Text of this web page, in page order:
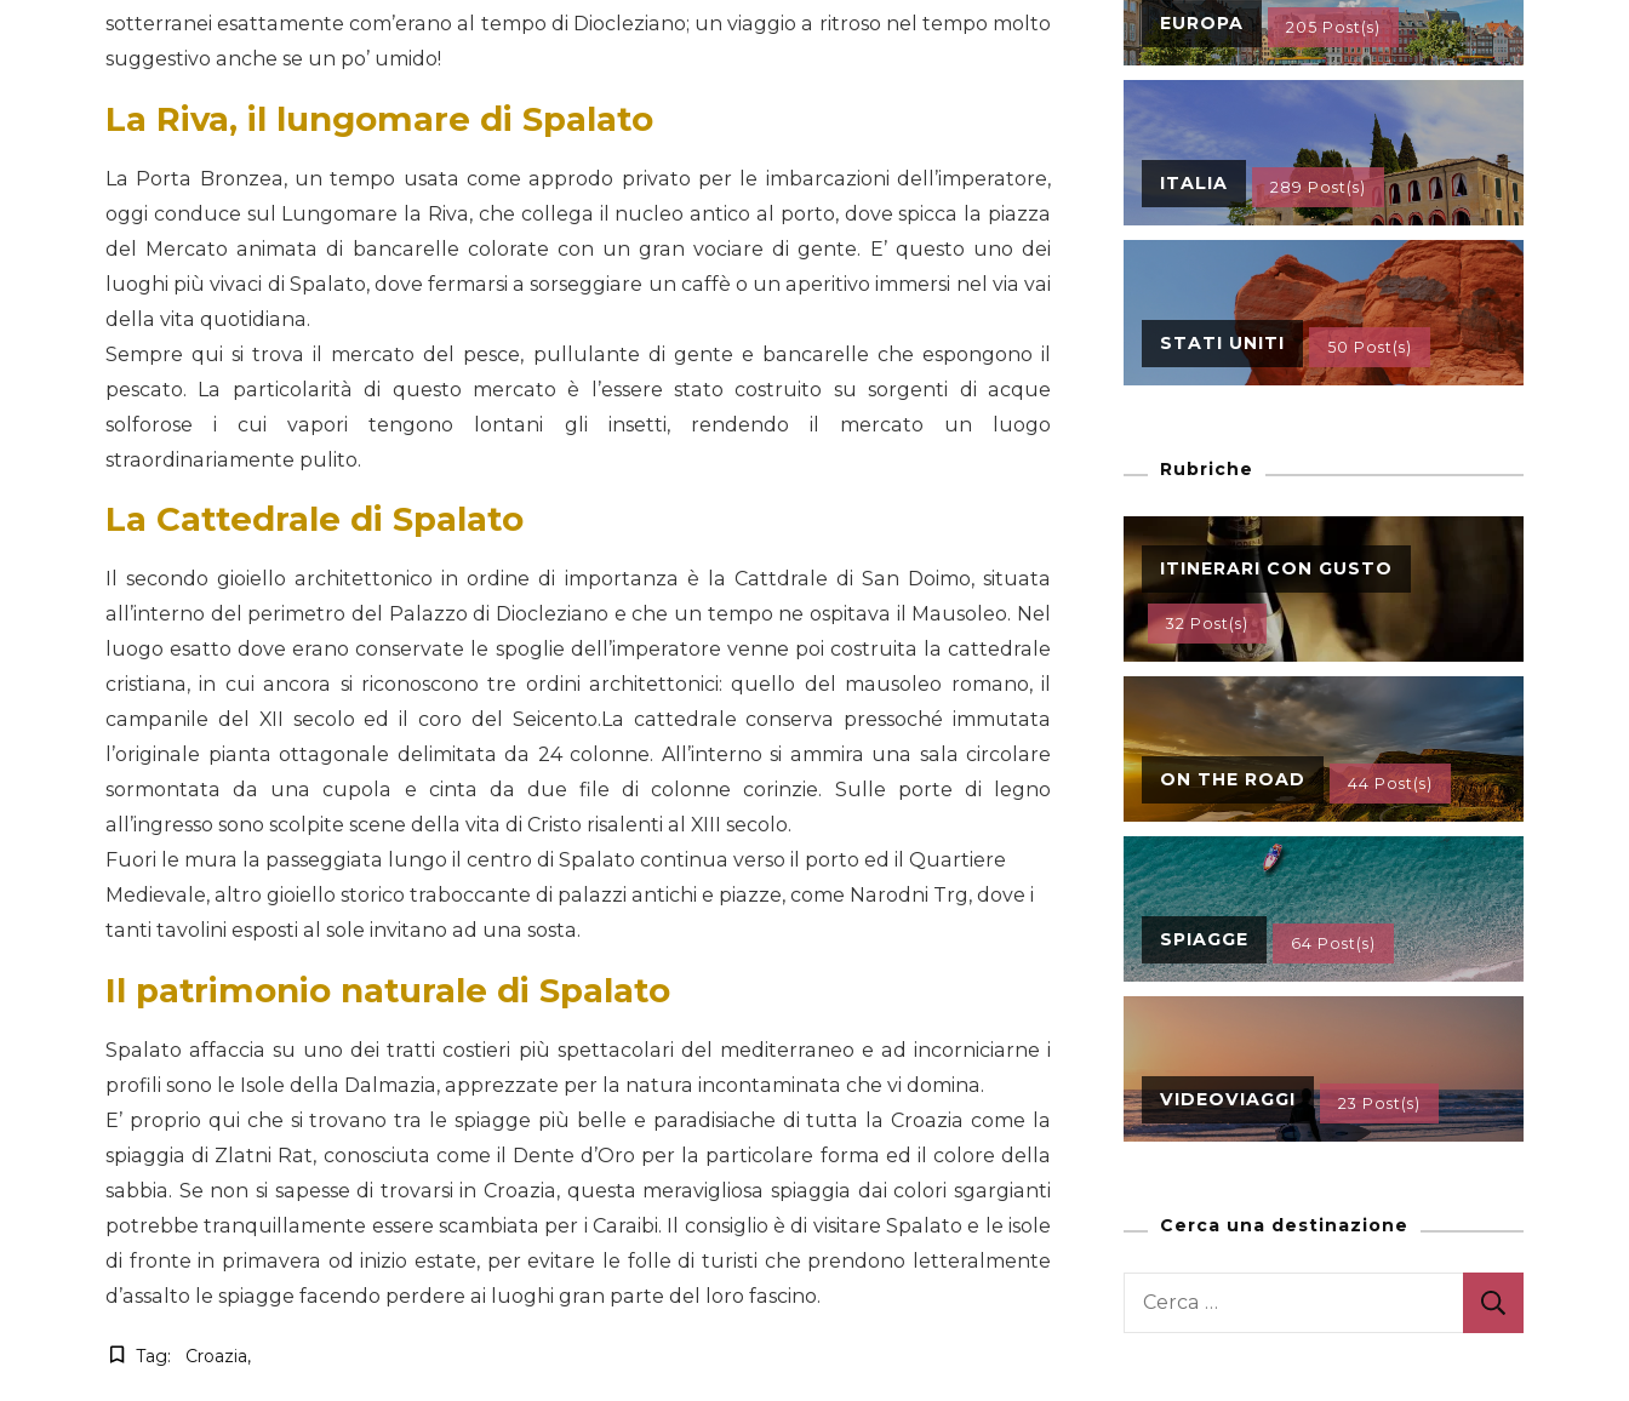
sotterranei esattamente com’erano al tempo di Diocleziano; un viaggio a ritroso nel tempo molto
suggestivo anche se un po’ umido!
La Riva, il lungomare di Spalato
La Porta Bronzea, un tempo usata come approdo privato per le imbarcazioni dell’imperatore,
oggi conduce sul Lungomare la Riva, che collega il nucleo antico al porto, dove spicca la piazza
del Mercato animata di bancarelle colorate con un gran vociare di gente. E’ questo uno dei
luoghi più vivaci di Spalato, dove fermarsi a sorseggiare un caffè o un aperitivo immersi nel via vai
della vita quotidiana.
Sempre qui si trova il mercato del pesce, pullulante di gente e bancarelle che espongono il
pescato. La particolarità di questo mercato è l’essere stato costruito su sorgenti di acque
solforose i cui vapori tengono lontani gli insetti, rendendo il mercato un luogo
straordinariamente pulito.
La Cattedrale di Spalato
Il secondo gioiello architettonico in ordine di importanza è la Cattdrale di San Doimo, situata
all’interno del perimetro del Palazzo di Diocleziano e che un tempo ne ospitava il Mausoleo. Nel
luogo esatto dove erano conservate le spoglie dell’imperatore venne poi costruita la cattedrale
cristiana, in cui ancora si riconoscono tre ordini architettonici: quello del mausoleo romano, il
campanile del XII secolo ed il coro del Seicento.La cattedraleconserva pressoché immutata
l’originale pianta ottagonale delimitata da 24 colonne. All’interno si ammira una sala circolare
sormontata da una cupola e cinta da due file di colonne corinzie. Sulle porte di legno
all’ingresso sono scolpite scene della vita di Cristo risalenti al XIII secolo.
Fuori le mura la passeggiata lungo il centro di Spalato continua verso il porto ed il Quartiere
Medievale, altro gioiello storico traboccante di palazzi antichi e piazze, come Narodni Trg, dove i
tanti tavolini esposti al sole invitano ad una sosta.
Il patrimonio naturale di Spalato
Spalato affaccia su uno dei tratti costieri più spettacolari del mediterraneo e ad incorniciarne i
profili sono le Isole della Dalmazia, apprezzate per la natura incontaminata che vi domina.
E’ proprio qui che si trovano tra le spiagge più belle e paradisiache di tutta la Croazia come la
spiaggia di Zlatni Rat, conosciuta come il Dente d’Oro per la particolare forma ed il colore della
sabbia. Se non si sapesse di trovarsi in Croazia, questa meravigliosa spiaggia dai colori sgargianti
potrebbe tranquillamente essere scambiata per i Caraibi. Il consiglio è di visitare Spalato e le isole
di fronte in primavera od inizio estate, per evitare le folle di turisti che prendono letteralmente
d’assalto le spiagge facendo perdere ai luoghi gran parte del loro fascino.
Tag: Croazia
EUROPA 205 Post(s)
ITALIA 289 Post(s)
STATI UNITI 50 Post(s)
Rubriche
ITINERARI CON GUSTO
32 Post(s)
ON THE ROAD 44 Post(s)
SPIAGGE 64 Post(s)
VIDEOVIAGGI 23 Post(s)
Cerca una destinazione
Ricerca